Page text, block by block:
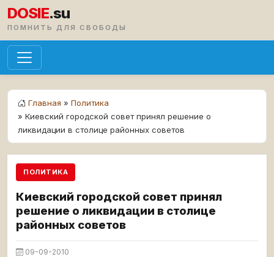
DOSIE.su
ПОМНИТЬ ДЛЯ СВОБОДЫ
Главная » Политика
» Киевский городской совет принял решение о
ликвидации в столице районных советов
ПОЛИТИКА
Киевский городской совет принял
решение о ликвидации в столице
районных советов
09-09-2010